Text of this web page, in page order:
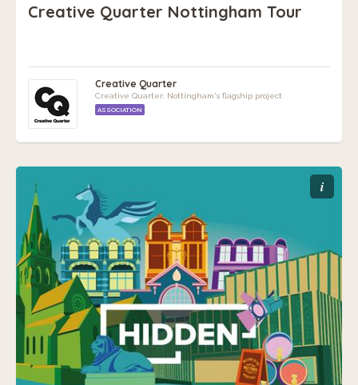
Creative Quarter Nottingham Tour
Creative Quarter
Creative Quarter: Nottingham's flagship project
ASSOCIATION
i